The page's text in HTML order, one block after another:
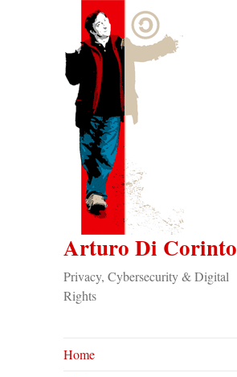
Arturo Di Corinto
Privacy, Cybersecurity & Digital
Rights
Home